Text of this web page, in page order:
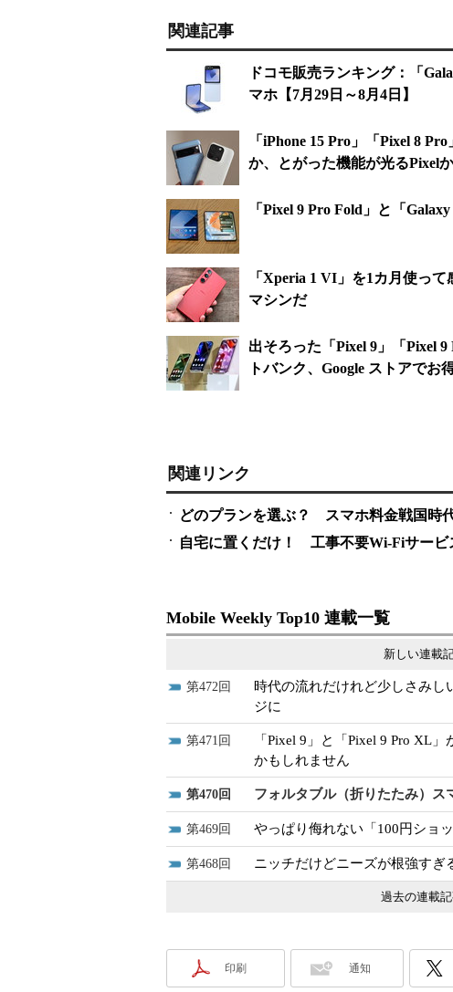
関連記事
ドコモ販売ランキング：「
マホ【7月29日～8月4日】
「iPhone 15 Pro」「Pixel 8
か、とがった機能が光るPixelか
「Pixel 9 Pro Fold」と「
「Xperia 1 VI」を1カ月使っ
マシンだ
出そろった「Pixel 9」「Pixel
トバンク、Google ストアでお
関連リンク
どのプランを選ぶ？ スマホ料金戦国時
自宅に置くだけ！ 工事不要Wi-Fiサービ
Mobile Weekly Top10 連載一覧
新しい連載
472
時代の流れだけれど少しさみ
ジに
471
「Pixel 9」と「Pixel 9 Pro XL
かもしれません
470 フォルタブル（折りたたみ）ス
469 やっぱり侮れない「100円ショ
468 ニッチだけどニーズが根強すぎ
過去の連載
印刷 通知